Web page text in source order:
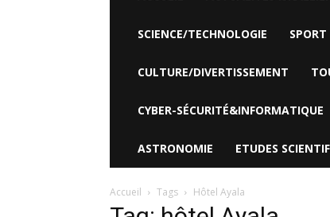
SCIENCE/TECHNOLOGIE SPORT
CULTURE/DIVERTISSEMENT
CYBER-SÉCURITÉ&INFORMATIQUE
ASTRONOMIE ETUDES
Accueil Tags Hôtel Ayala